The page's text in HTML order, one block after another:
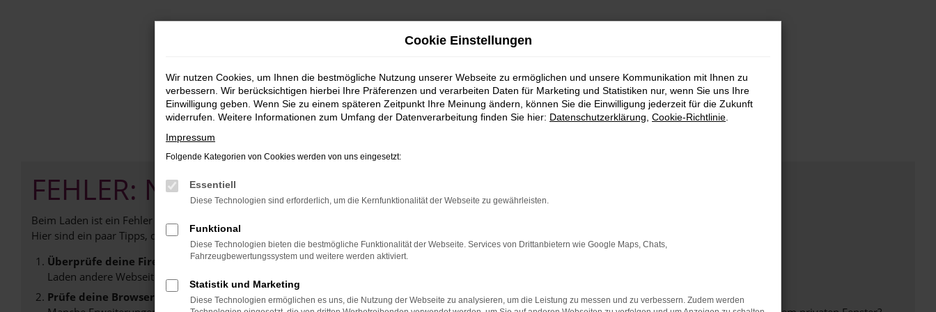
FEHLER: NETWORK ERROR
Beim Laden ist ein Fehler aufgetreten.
Hier sind ein paar Tipps, die dir helfen können:
Überprüfe deine Firewall und deine Internetverbindung.
Laden andere Webseiten, zum Beispiel deine Suchmaschine?
Prüfe deine Browsererweiterungen.
Cookie Einstellungen
Wir nutzen Cookies, um Ihnen die bestmögliche Nutzung unserer Webseite zu ermöglichen und unsere Kommunikation mit Ihnen zu
verbessern. Wir berücksichtigen hierbei Ihre Präferenzen und verarbeiten Daten für Marketing und Statistiken nur, wenn Sie uns Ihre
Einwilligung geben. Wenn Sie zu einem späteren Zeitpunkt Ihre Meinung ändern, können Sie die Einwilligung jederzeit für die Zukunft
widerrufen. Weitere Informationen zum Umfang der Datenverarbeitung finden Sie hier: Datenschutzerklärung Cookie-Richtlinie
Impressum
Folgende Kategorien von Cookies werden von uns eingesetzt:
Essentiell
Diese Technologien sind erforderlich, um die Kernfunktionalität der Webseite zu gewährleisten.
Funktional
Diese Technologien bieten die bestmögliche Funktionalität der Webseite. Services von Drittanbietern wie Google Maps, Chats,
Fahrzeugbewertungssystem und weitere werden aktiviert.
Statistik und Marketing
Diese Technologien ermöglichen es uns, die Nutzung der Webseite zu analysieren, um die Leistung zu messen und zu verbessern. Zudem werden